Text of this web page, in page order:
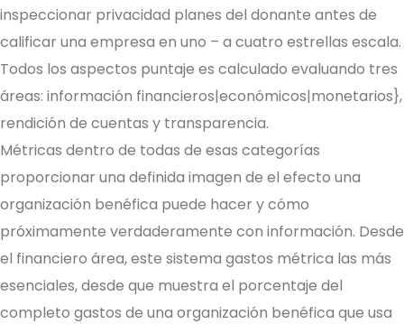
inspeccionar privacidad planes del donante antes de
calificar una empresa en uno – a cuatro estrellas escala.
Todos los aspectos puntaje es calculado evaluando tres
áreas: información financieros|económicos|monetarios},
rendición de cuentas y transparencia.
Métricas dentro de todas de esas categorías
proporcionar una definida imagen de el efecto una
organización benéfica puede hacer y cómo
próximamente verdaderamente con información. Desde
el financiero área, este sistema gastos métrica las más
esenciales, desde que muestra el porcentaje del
completo gastos de una organización benéfica que usa